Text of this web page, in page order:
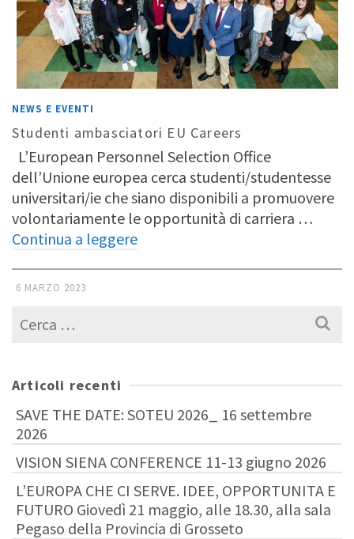
NEWS E EVENTI
Studenti ambasciatori EU Careers
L’European Personnel Selection Office
dell’Unione europea cerca studenti/studentesse
universitari/ie che siano disponibili a promuovere
volontariamente le opportunità di carriera …
Continua a leggere
6 MARZO 2023
Cerca
per:
Articoli recenti
SAVE THE DATE: SOTEU 2026_ 16 settembre
2026
VISION SIENA CONFERENCE 11-13 giugno 2026
L’EUROPA CHE CI SERVE. IDEE, OPPORTUNITA E
FUTURO Giovedì 21 maggio, alle 18.30, alla sala
Pegaso della Provincia di Grosseto